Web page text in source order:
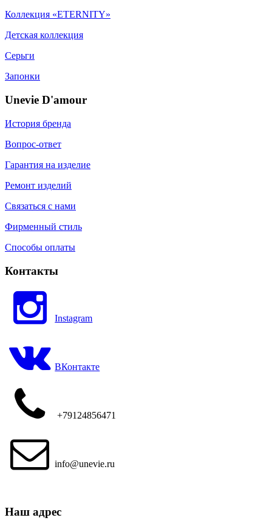
Коллекция «ETERNITY»
Детская коллекция
Серьги
Запонки
Unevie D'amour
История бренда
Вопрос-ответ
Гарантия на изделие
Ремонт изделий
Связаться с нами
Фирменный стиль
Способы оплаты
Контакты
Instagram
ВКонтакте
+79124856471
info@unevie.ru
Наш адрес